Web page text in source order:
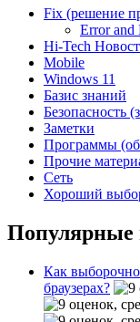
Fix (решение
Error and
Hi-Tech
Mobile
Windows 11
Базис знаний
Безопасность
Заметки
Программы
Прочие
Сеть
Хороший
Популярные
Как
браузерах?